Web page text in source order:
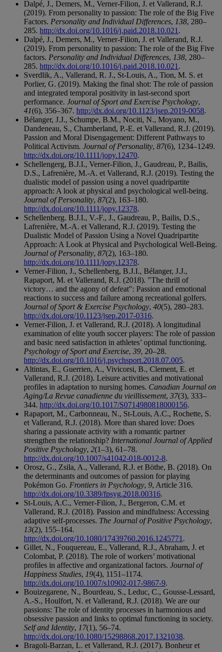
Dalpé, J., Demers, M., Verner-Filion, J. et Vallerand, R.J.
(2019). From personality to passion: The role of the Big Five
Factors. Personality and Individual Differences, 138, 280–
285. http://dx.doi.org/10.1016/j.paid.2018.10.021 .
Dalpé, J., Demers, M., Verner-Filion, J. et Vallerand, R.J.
(2019). From personality to passion: The role of the Big Five
factors. Personality and Individual Differences, 138, 280–
285. http://dx.doi.org/10.1016/j.paid.2018.10.021 .
Sverdlik, A., Vallerand, R. J., St-Louis, A., Tion, M. S. et
Porlier, G. (2019). Making the final shot: The role of passion
and integrated temporal positivity in last-second sport
performance. Journal of Sport and Exercise Psychology,
41(6), 356–367. http://dx.doi.org/10.1123/jsep.2019-0058.
Bélanger, J.J., Schumpe, B.M., Nociti, N., Moyano, M.,
Dandeneau, S., Chamberland, P.-E. et Vallerand, R.J. (2019).
Passion and Moral Disengagement: Different Pathways to
Political Activism. Journal of Personality, 87(6), 1234–1249.
http://dx.doi.org/10.1111/jopy.12470.
Schellengerg, B.J.I., Verner-Filion, J., Gaudreau, P., Bailis,
D.S., Lafrenière, M.-A. et Vallerand, R.J. (2019). Testing the
dualistic model of passion using a novel quadripartite
approach: A look at physical and psychological well-being.
Journal of Personality, 87(2), 163–180.
http://dx.doi.org/10.1111/jopy.12378.
Schellenberg. B.J.I., V.-F., J., Gaudreau, P., Bailis, D.S.,
Lafrenière, M.-A. et Vallerand, R.J. (2019). Testing the
Dualistic Model of Passion Using a Novel Quadripartite
Approach: A Look at Physical and Psychological Well-Being.
Journal of Personality, 87(2), 163–180.
http://dx.doi.org/10.1111/jopy.12378.
Verner-Filion, J., Schellenberg, B.J.I., Bélanger, J.J.,
Rapaport, M. et Vallerand, R.J. (2018). "The thrill of
victory… and the agony of defeat": Passion and emotional
reactions to success and failure among recreational golfers.
Journal of Sport & Exercise Psychology, 40(5), 280–283.
http://dx.doi.org/10.1123/jsep.2017-0316.
Verner-Filion, J. et Vallerand, R.J. (2018). A longitudinal
examination of elite youth soccer players: The role of passion
and basic need satisfaction in athletes’ optimal functioning.
Psychology of Sport and Exercise, 39, 20–28.
http://dx.doi.org/10.1016/j.psychsport.2018.07.005.
Altintas, E., Guerrien, A., Vivicorsi, B., Clement, E. et
Vallerand, R.J. (2018). Leisure activities and motivational
profiles in adaptation to nursing homes. Canadian Journal on
Aging/La Revue canadienne du vieillissement, 37(3), 333–
344. http://dx.doi.org/10.1017/S0714980818000156.
Rapaport, M., Carbonneau, N., St-Louis, A.C., Rochette, S.
et Vallerand, R.J. (2018). More than shared love: Does
sharing a passionate activity with a romantic partner
strengthen the relationship? International Journal of Applied
Positive Psychology, 2(1–3), 61–78.
http://dx.doi.org/10.1007/s41042-018-0012-8.
Orosz, G., Zsila, A., Vallerand, R.J. et Böthe, B. (2018). On
the determinants and outcomes of passion for playing
Pokémon Go. Frontiers in Psychology, 9, Article 316.
http://dx.doi.org/10.3389/fpsyg.2018.00316.
St-Louis, A.C., Verner-Filion, J., Bergeron, C.M. et
Vallerand, R.J. (2018). Passion and mindfulness: Accessing
adaptive self-processes. The Journal of Positive Psychology,
13(2), 155–164.
http://dx.doi.org/10.1080/17439760.2016.1245771 .
Gillet, N., Fouquereau, E., Vallerand, R.J., Abraham, J. et
Colombat, P. (2018). The role of workers’ motivational
profiles in affective and organizational factors. Journal of
Happiness Studies, 19(4), 1151–1174.
http://dx.doi.org/10.1007/s10902-017-9867-9.
Bouizegarene, N., Bourdeau, S., Leduc, C., Gousse-Lessard,
A.-S., Houlfort, N. et Vallerand, R.J. (2018). We are our
passions: The role of identity processes in harmonious and
obsessive passion and links to optimal functioning in society.
Self and Identity, 17(1), 56–74.
http://dx.doi.org/10.1080/15298868.2017.1321038.
Bragoli-Barzan, L. et Vallerand, R.J. (2017). Bonheur et